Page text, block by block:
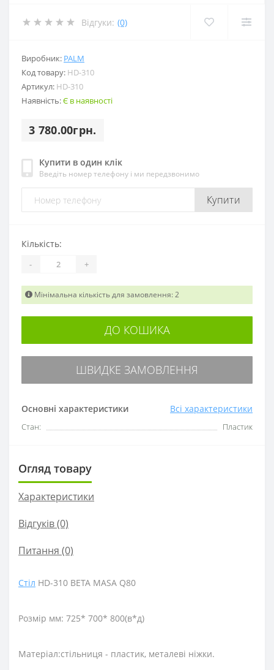
Відгуки: (0)
Виробник: PALM
Код товару: HD-310
Артикул: HD-310
Наявність:Є в наявності
3 780.00грн.
Купити в один клік
Введіть номер телефону і ми передзвонимо
Купити
Основні характеристики Всі характеристики
Стан: Пластик
Кількість:
- +
Мінімальна кількість для замовлення: 2
ДО КОШИКА
ШВИДКЕ ЗАМОВЛЕННЯ
Огляд товару
Характеристики
Відгуків (0)
Питання (0)
Стіл HD-310 BETA MASA Q80
Розмір мм: 725* 700* 800(в*д)
Матеріал:стільниця - пластик, металеві ніжки.